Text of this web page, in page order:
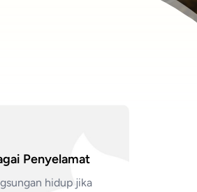
Penyelamat
hidup jika